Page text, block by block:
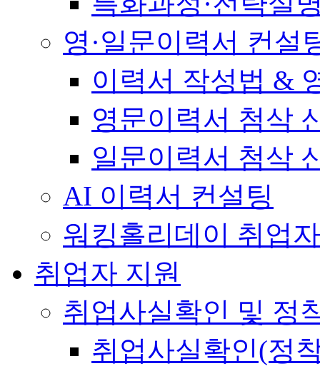
영·일문이력서 컨설
이력서 작성법 &
영문이력서 첨삭
일문이력서 첨삭
AI 이력서 컨설팅
워킹홀리데이 취업
취업자 지원
취업사실확인 및 정
취업사실확인(정